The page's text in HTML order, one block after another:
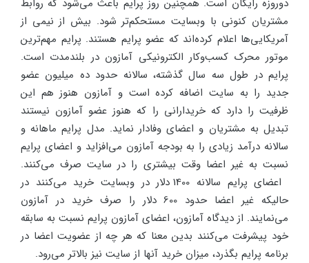
مشتریان کنونی با وبسایت مستحکم‌تر شود. بیش از نیمی از
آمریکایی‌ها اعلام کرده‌اند که عضو پرایم هستند. پرایم مهم‌ترین
موتور محرک کسب‌وکار الکترونیکی آمازون در بلندمدت است.
پرایم در طول سه سال گذشته، سالانه حدود ده میلیون عضو
جدید را به سایت اضافه کرده است و آمازون هنوز هم این
ظرفیت را دارد که خریدارانی را که هنوز عضو آمازون نیستند
تبدیل به مشتریان و اعضای وفادار نماید. مدل پرایم ماهانه و
سالانه درآمد زیادی را به بودجه آمازون می‌افزاید و اعضای پرایم
نسبت به غیر اعضا وقت بیشتری را در سایت صرف می‌کنند.
اعضای پرایم سالانه 1400 دلار در وبسایت خرید می‌کنند در
حالیکه غیر اعضا حدود 600 دلار را صرف خرید در آمازون
می‌نمایند. از دیدگاه آمازون، اعضای آمازون پرایم نسبت به سابقه
خود پیشرفت می‌کنند بدین معنا که هر چه از عضویت اعضا در
برنامه پرایم بگذرد، میزان خرید آنها از سایت نیز بالاتر می‌رود.